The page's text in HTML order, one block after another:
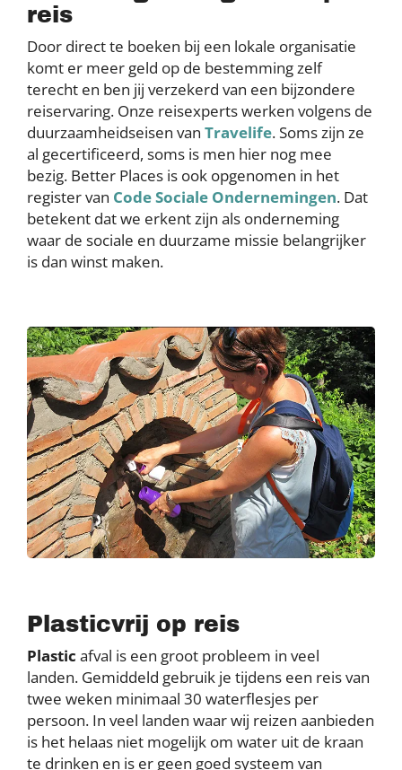
reis
Door direct te boeken bij een lokale organisatie
komt er meer geld op de bestemming zelf
terecht en ben jij verzekerd van een bijzondere
reiservaring. Onze reisexperts werken volgens de
duurzaamheidseisen van Travelife. Soms zijn ze
al gecertificeerd, soms is men hier nog mee
bezig. Better Places is ook opgenomen in het
register van Code Sociale Ondernemingen. Dat
betekent dat we erkent zijn als onderneming
waar de sociale en duurzame missie belangrijker
is dan winst maken.
Plasticvrij op reis
Plastic afval is een groot probleem in veel
landen. Gemiddeld gebruik je tijdens een reis van
twee weken minimaal 30 waterflesjes per
persoon. In veel landen waar wij reizen aanbieden
is het helaas niet mogelijk om water uit de kraan
te drinken en is er geen goed systeem van